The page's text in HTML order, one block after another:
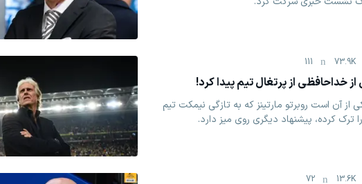
73.9K
111
خداحافظی از پرتغال تیم پیدا کرد!
از آن است روبرتو مارتینز که به تازگی نیمکت تیم
ترک کرده، پیشنهاد دیگری روی میز دارد.
13.6K
72